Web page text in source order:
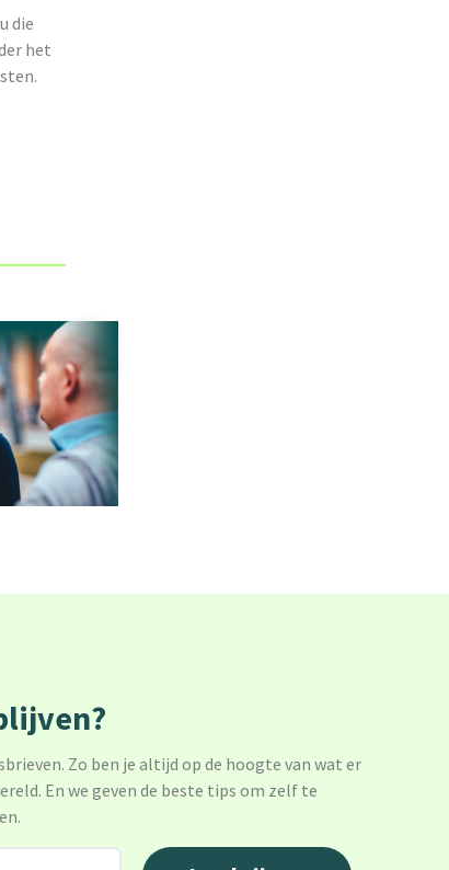
die
het
Zo ben je altijd op de hoogte van wat er
En we geven de beste tips om zelf te